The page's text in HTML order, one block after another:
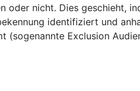
oder nicht. Dies geschieht,
identifiziert und
(sogenannte Exclusion